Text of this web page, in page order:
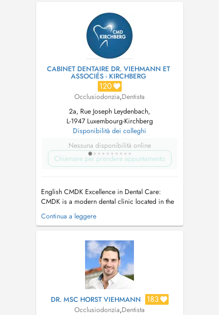
actes : chirurgie des dents de sagesse-
extractions dentaire - Chirurgie pré-im...
CABINET DENTAIRE DR. VIEHMANN ET
ASSOCIÉS - KIRCHBERG
120
Occlusiodonzia,Dentista
2a, Rue Joseph Leydenbach,
L-1947 Luxembourg-Kirchberg
Disponibilità dei colleghi
Nessuna disponibilità online
Chiamare per prendere appuntamento
English CMDK Excellence in Dental Care:
CMDK is a modern dental clinic located in the
heart of Kirchberg, Luxembourg, combining
advanced dentistry with personalized patient
precision, empathy, and state-of-the-art
technology. We provide a full ra...
Continua a leggere
DR. MSC HORST VIEHMANN 183
Occlusiodonzia,Dentista